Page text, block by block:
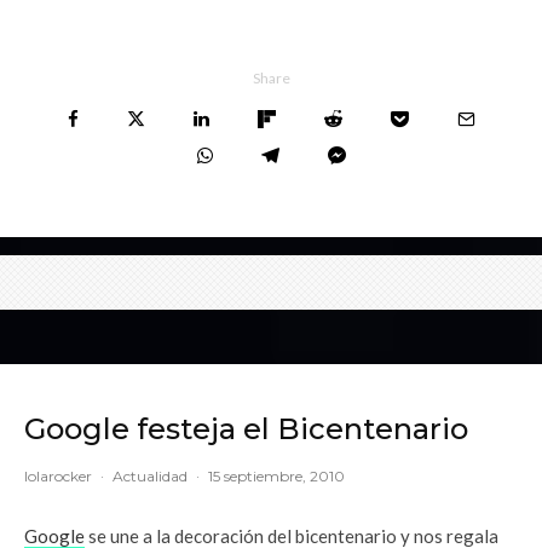
Share
Google festeja el Bicentenario
lolarocker · Actualidad · 15 septiembre, 2010
Googlese une a la decoración del bicentenario y nos regala